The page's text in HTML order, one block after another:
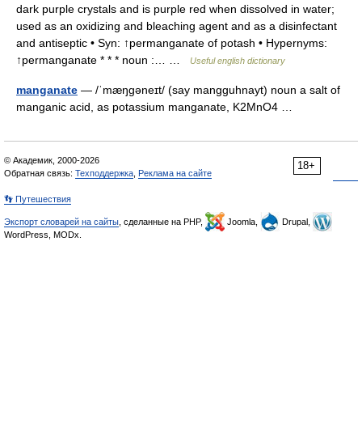
dark purple crystals and is purple red when dissolved in water;
used as an oxidizing and bleaching agent and as a disinfectant
and antiseptic • Syn: ↑permanganate of potash • Hypernyms:
↑permanganate * * * noun :… …
Useful english dictionary
manganate — /ˈmæŋgəneɪt/ (say mangguhnayt) noun a salt of
manganic acid, as potassium manganate, K2MnO4 …
18+
© Академик, 2000-2026
Обратная связь: Техподдержка Реклама на сайте
👣 Путешествия
Экспорт словарей на сайты , сделанные на PHP, Joomla,
Drupal,
WordPress, MODx.